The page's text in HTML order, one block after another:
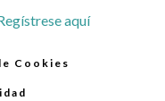
aquí
Cookies